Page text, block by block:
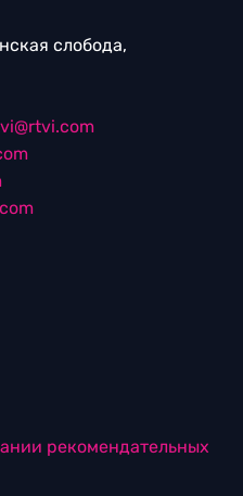
слобода,
рекомендательных